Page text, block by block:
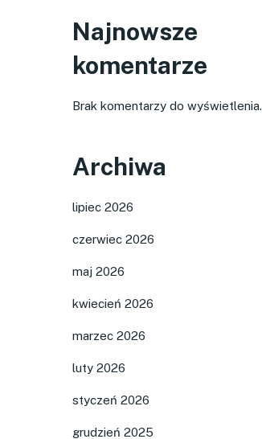
Najnowsze
komentarze
Brak komentarzy do wyświetlenia.
Archiwa
lipiec 2026
czerwiec 2026
maj 2026
kwiecień 2026
marzec 2026
luty 2026
styczeń 2026
grudzień 2025